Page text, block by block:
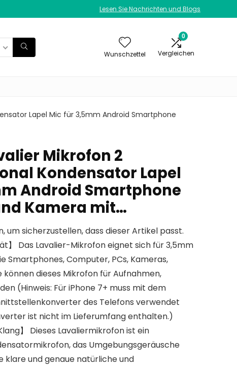
Lesen Sie Nachrichten und Blogs
Wunschzettel
0
Vergleichen
Lapel Mic für 3,5mm Android Smartphone
Mikrofon 2
Kondensator Lapel
Android Smartphone
Kamera mit…
um sicherzustellen, dass dieser Artikel passt.
】 Das Lavalier-Mikrofon eignet sich für 3,5mm
Smartphones, Computer, PCs, Kameras,
können dieses Mikrofon für Aufnahmen,
(Hinweis: Für iPhone 7+ muss mit dem
des Telefons verwendet
ist nicht im Lieferumfang enthalten.)
】 Dieses Lavaliermikrofon ist ein
das Umgebungsgeräusche
klare und genaue natürliche und